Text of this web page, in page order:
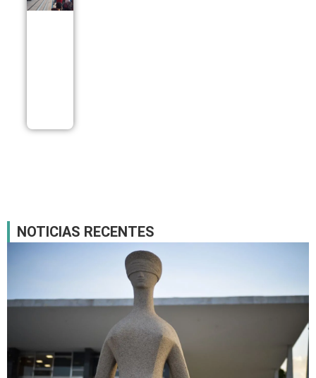
NOTICIAS RECENTES